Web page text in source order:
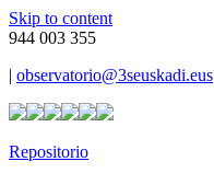
Skip to content
944 003 355
| observatorio@3seuskadi.eus
Repositorio